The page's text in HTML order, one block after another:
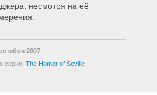
– Е.Плурибас Виггам
– Показ 90-ых
несмотря на её
2007
серии: The Homer of Seville